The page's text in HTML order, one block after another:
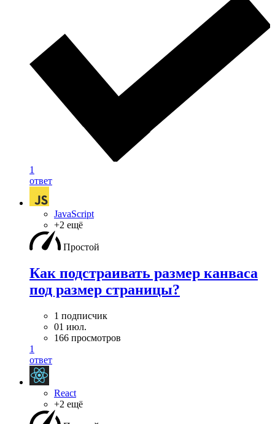
1
ответ
JavaScript
+2 ещё
Простой
Как подстраивать размер канваса
под размер страницы?
1 подписчик
01 июл.
166 просмотров
1
ответ
React
+2 ещё